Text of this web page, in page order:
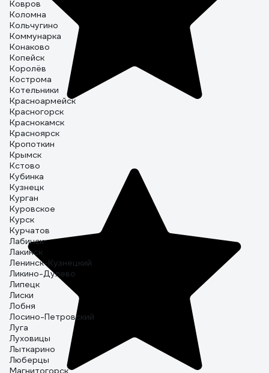
Ковров
Коломна
Кольчугино
Коммунарка
Конаково
Копейск
Королёв
Кострома
Котельники
Красноармейск
Красногорск
Краснокамск
Красноярск
Кропоткин
Крымск
Кстово
Кубинка
Кузнецк
Курган
Куровское
Курск
Курчатов
Лабинск
Лакинск
Ленинск-Кузнецкий
Ликино-Дулево
Липецк
Лиски
Лобня
Лосино-Петровский
Луга
Луховицы
Лыткарино
Люберцы
Магнитогорск